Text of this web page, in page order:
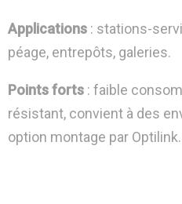
Applications : stations-
péage, entrepôts, galeries.
Points forts : faible
résistant, convient à des
option montage par Optilink.